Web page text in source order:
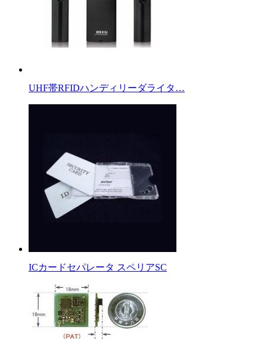
UHF帯RFIDハンディリーダライタ…
ICカードセパレータ スペリアSC